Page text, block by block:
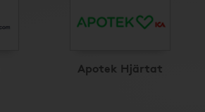
Apotek Hjärtat